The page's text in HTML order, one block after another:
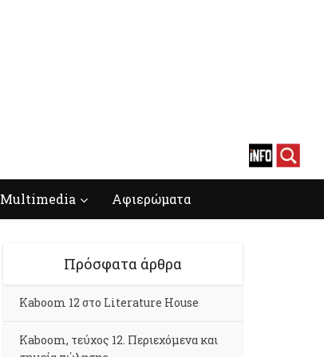
Multimedia Αφιερώματα
Πρόσφατα άρθρα
Kaboom 12 στο Literature House
Kaboom, τεύχος 12. Περιεχόμενα και